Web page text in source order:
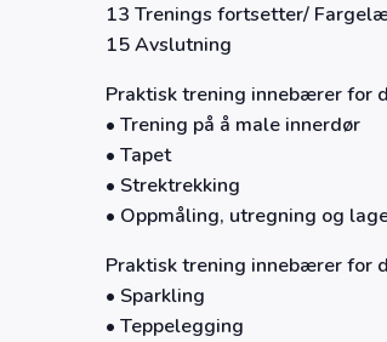
13 Trenings fortsetter/
15 Avslutning
Praktisk trening innebærer for
• Trening på å male innerdør
• Tapet
• Strektrekking
• Oppmåling, utregning og
Praktisk trening innebærer for
• Sparkling
• Teppelegging